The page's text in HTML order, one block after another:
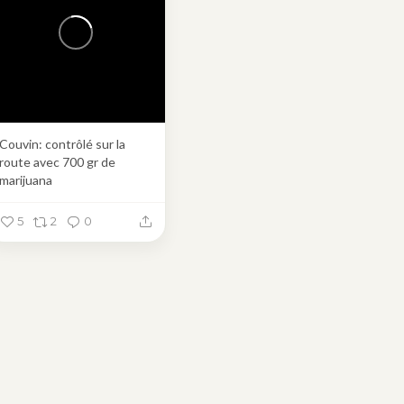
contrôlé sur la
avec 700 gr de
5 2 0